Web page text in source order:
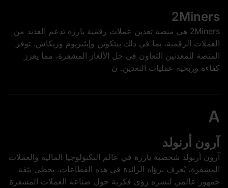
2Miners
2Miners هي منصة تعدين عملات رقمية بارزة تدعم العديد من
العملات الرقمية، بما في ذلك بيتكوين وإيثيريوم وزيكاش. توفر
المنصة للمعدنين التعاون في حل الألغاز المشفرة، مما يعزز
كفاءة وربحية عمليات التعدين. ن
A
آرون أرنولد
آرون أرنولد شخصية بارزة في عالم التكنولوجيا المالية والعملات
المشفرة، يُعرف برؤاه الرائدة في هذه القطاعات. يحظى بثقة
جمهور عالمي لنشره رؤى فكرية حول صناعة العملات المشفرة